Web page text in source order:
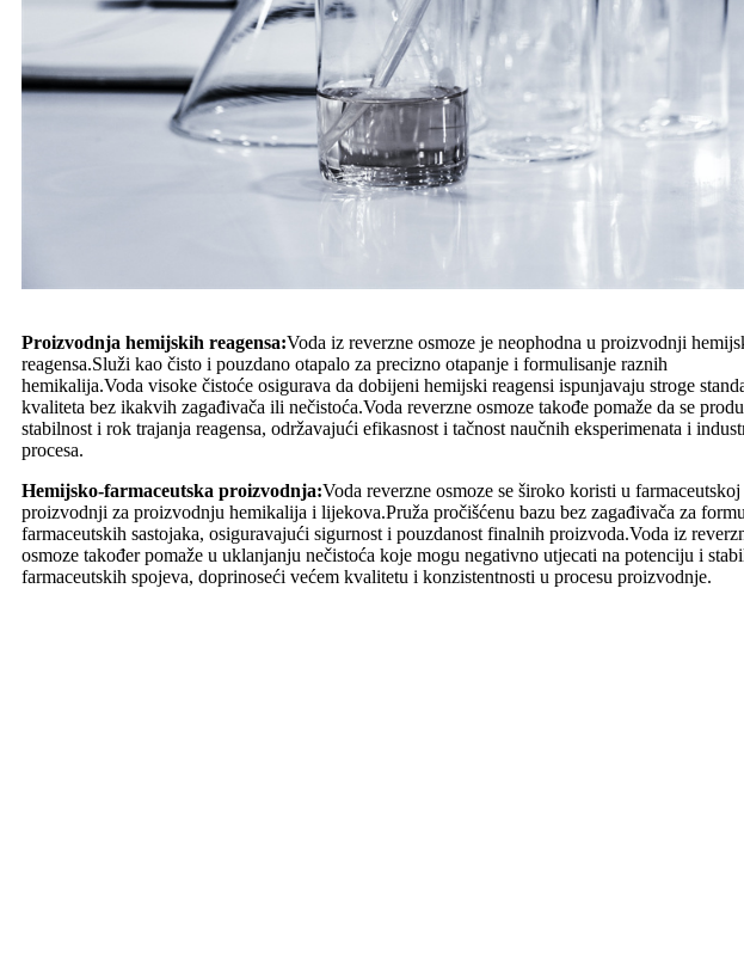
Proizvodnja hemijskih reagensa:Voda iz reverzne osmoze je neophodna u proizvodnji
reagensa.Služi kao čisto i pouzdano otapalo za precizno otapanje i formulisanje raznih
hemikalija.Voda visoke čistoće osigurava da dobijeni hemijski reagensi ispunjavaju stroge
kvaliteta bez ikakvih zagađivača ili nečistoća.Voda reverzne osmoze takođe pomaže da se
stabilnost i rok trajanja reagensa, održavajući efikasnost i tačnost naučnih eksperimenata i
procesa.
Hemijsko-farmaceutska proizvodnja:Voda reverzne osmoze se široko koristi u farmaceutskoj
proizvodnji za proizvodnju hemikalija i lijekova.Pruža pročišćenu bazu bez zagađivača za
farmaceutskih sastojaka, osiguravajući sigurnost i pouzdanost finalnih proizvoda.Voda iz
osmoze također pomaže u uklanjanju nečistoća koje mogu negativno utjecati na potenciju i
farmaceutskih spojeva, doprinoseći većem kvalitetu i konzistentnosti u procesu proizvodnje.